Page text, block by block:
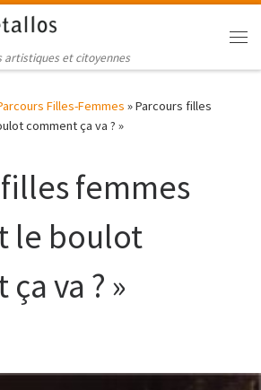
artistiques et citoyennes
Filles-Femmes »Parcours filles
comment ça va ? »
femmes
le boulot
va ? »